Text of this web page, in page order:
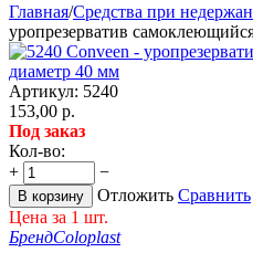
Главная/Средства при
уропрезерватив
Артикул: 5240
153,00 р.
Под заказ
Кол-во:
+
−
В корзину Отложить Сравнить
Цена за 1 шт.
БрендColoplast